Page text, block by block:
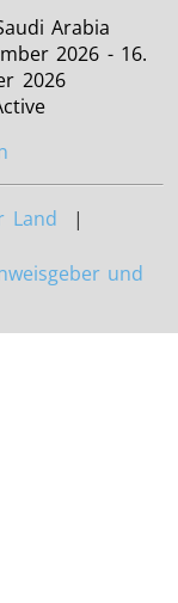
Arabia
2026 - 16.
2026
Land |
und